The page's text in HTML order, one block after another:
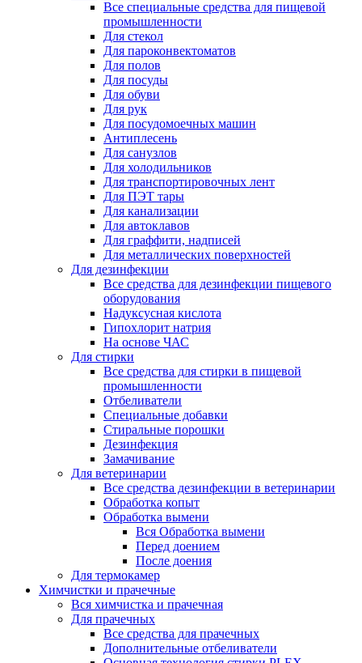
Все специальные средства для пищевой
промышленности
Для стекол
Для пароконвектоматов
Для полов
Для посуды
Для обуви
Для рук
Для посудомоечных машин
Антиплесень
Для санузлов
Для холодильников
Для транспортировочных лент
Для ПЭТ тары
Для канализации
Для автоклавов
Для граффити, надписей
Для металлических поверхностей
Для дезинфекции
Все средства для дезинфекции пищевого
оборудования
Надуксусная кислота
Гипохлорит натрия
На основе ЧАС
Для стирки
Все средства для стирки в пищевой
промышленности
Отбеливатели
Специальные добавки
Стиральные порошки
Дезинфекция
Замачивание
Для ветеринарии
Все средства дезинфекции в ветеринарии
Обработка копыт
Обработка вымени
Вся Обработка вымени
Перед доением
После доения
Для термокамер
Химчистки и прачечные
Вся химчистка и прачечная
Для прачечных
Все средства для прачечных
Дополнительные отбеливатели